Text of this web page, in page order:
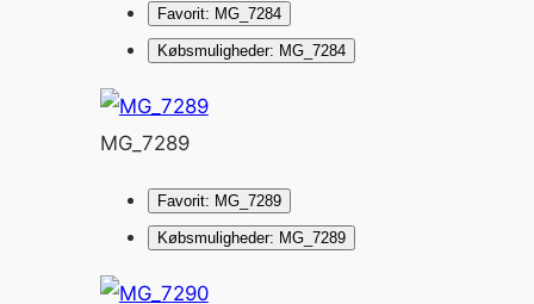
Favorit: MG_7284
Købsmuligheder: MG_7284
MG_7289
Favorit: MG_7289
Købsmuligheder: MG_7289